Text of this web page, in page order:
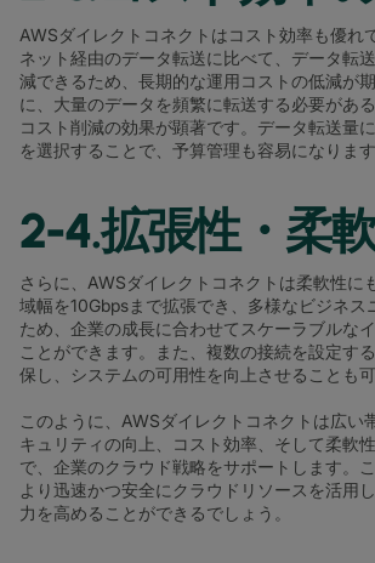
AWSダイレクトコネクトはコスト効率も優れ
ネット経由のデータ転送に比べて、データ転
減できるため、長期的な運用コストの低減が
に、大量のデータを頻繁に転送する必要があ
コスト削減の効果が顕著です。データ転送量
を選択することで、予算管理も容易になります
2-4.拡張性・柔
さらに、AWSダイレクトコネクトは柔軟性に
域幅を10Gbpsまで拡張でき、多様なビジネス
ため、企業の成長に合わせてスケーラブルな
ことができます。また、複数の接続を設定す
保し、システムの可用性を向上させることも可
このように、AWSダイレクトコネクトは広い
キュリティの向上、コスト効率、そして柔軟
で、企業のクラウド戦略をサポートします。
より迅速かつ安全にクラウドリソースを活用
力を高めることができるでしょう。